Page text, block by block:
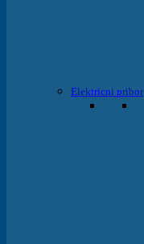
Elektricni pribor